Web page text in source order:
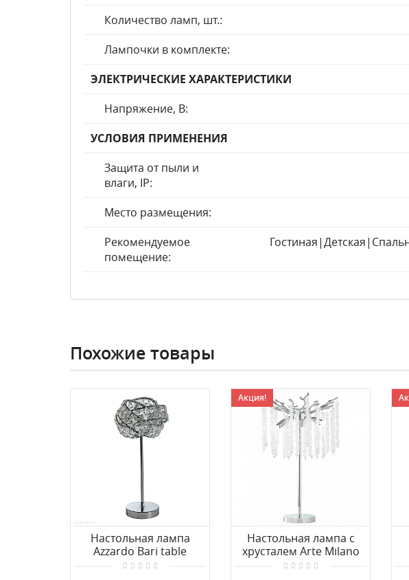
Количество ламп, шт.:
Лампочки в комплекте:
ЭЛЕКТРИЧЕСКИЕ ХАРАКТЕРИСТИКИ
Напряжение, В:
УСЛОВИЯ ПРИМЕНЕНИЯ
Защита от пыли и
влаги, IP:
Место размещения:
Рекомендуемое
помещение:
Похожие товары
Настольная лампа
Azzardo Bari table
AZ2106
Акция!
Настольная лампа с
хрусталем Arte Milano
23131.320-610.3.G9.A CR